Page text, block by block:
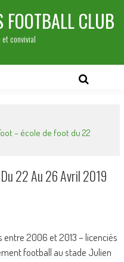
CLUB
et convivial
– école de foot du 22
22 Au 26 Avril 2019
entre 2006 et 2013 – licenciés
football au stade Julien